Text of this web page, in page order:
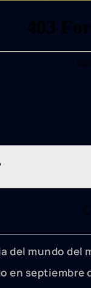
del mundo del
en septiembre